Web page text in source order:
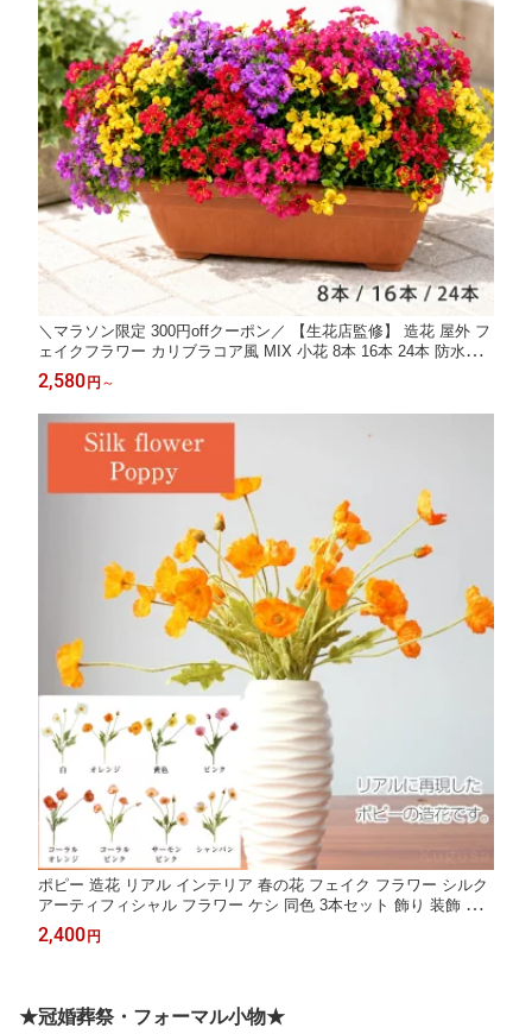
＼マラソン限定 300円offクーポン／ 【生花店監修】 造花 屋外 フ
ェイクフラワー カリブラコア風 MIX 小花 8本 16本 24本 防水仕
様 UV対策 紫外線による退色を抑える素材 水やり不要 枯れない
花壇 庭 玄関 ベランダ プランター 店舗 装飾
2,580 円 ～
ポピー 造花 リアル インテリア 春の花 フェイク フラワー シルク
アーティフィシャル フラワー ケシ 同色 3本セット 飾り 装飾 デ
ィスプレイ 撮影 前撮り ウエディング オフィス リビング カフェ
店舗 Kugusa ＼レビュー特典あり／
2,400 円
★冠婚葬祭・フォーマル小物★